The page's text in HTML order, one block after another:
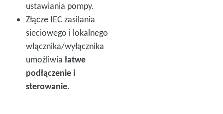
ustawiania pompy.
Złącze IEC zasilania
sieciowego i lokalnego
włącznika/wyłącznika
umożliwia łatwe
podłączenie i
sterowanie.